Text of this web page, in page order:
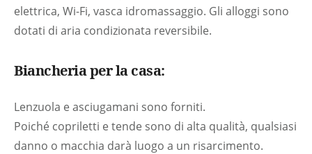
elettrica, Wi-Fi, vasca idromassaggio. Gli alloggi sono
dotati di aria condizionata reversibile.
Biancheria per la casa:
Lenzuola e asciugamani sono forniti.
Poiché copriletti e tende sono di alta qualità, qualsiasi
danno o macchia darà luogo a un risarcimento.